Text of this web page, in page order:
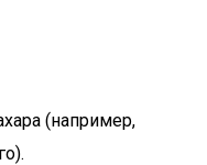
(например,